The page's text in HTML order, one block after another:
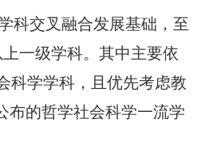
科交叉融合发展基础，至
一级学科。其中主要依
科学学科，且优先考虑教
布的哲学社会科学一流学